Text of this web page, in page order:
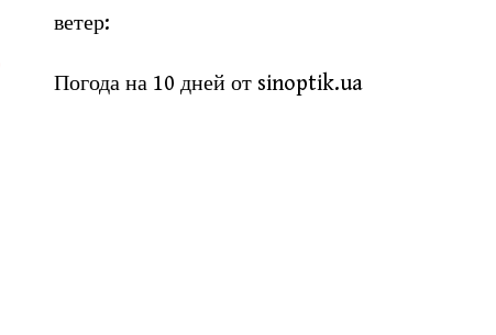
ветер:
Погода на 10 дней от sinoptik.ua